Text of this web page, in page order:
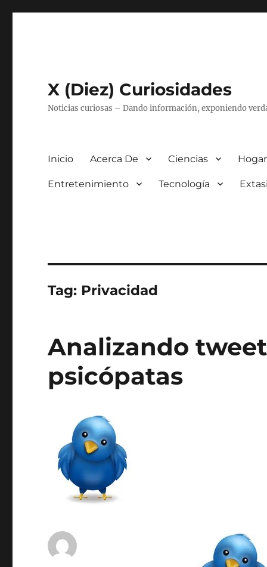
X (Diez) Curiosidades
Noticias curiosas – Dando información, exponiendo
Inicio Acerca De Ciencias
Entretenimiento Tecnología
Tag: Privacidad
Analizando
psicópatas